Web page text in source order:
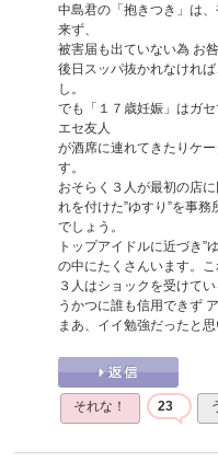
中島君の「抱きつき」は
来ず、
被害届も出ていない為 お
後日スッパ抜かれなけれ
し。
でも「１７歳妊娠」はガ
エセ友人
が酒席に連れてきたりケ
す。
おそらく３人が最初の店
れを付けた”ゆすり”を事
でしょう。
トップアイドルに近づき”
の中にたくさんいます。
３人はショックを受けて
うかつに誰も信用できず
まあ、イイ勉強だったと
それな！ 23